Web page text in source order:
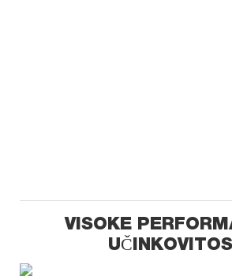
VISOKE